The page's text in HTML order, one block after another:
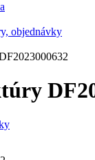
objednávky